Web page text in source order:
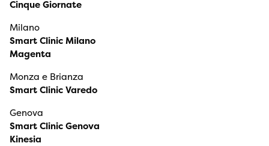
Cinque Giornate
Milano
Smart Clinic Milano
Magenta
Monza e Brianza
Smart Clinic Varedo
Genova
Smart Clinic Genova
Kinesia